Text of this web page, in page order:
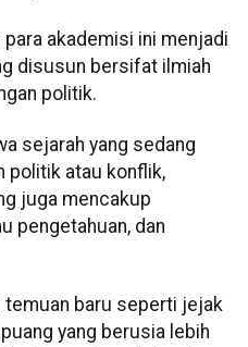
akademisi ini menjadi
disusun bersifat ilmiah
politik.
sejarah yang sedang
politik atau konflik,
juga mencakup
pengetahuan, dan
temuan baru seperti jejak
yang berusia lebih